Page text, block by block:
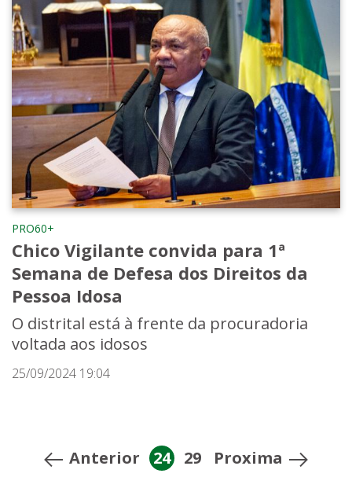
PRO60+
Chico Vigilante convida para 1ª
Semana de Defesa dos Direitos da
Pessoa Idosa
O distrital está à frente da procuradoria
voltada aos idosos
25/09/2024 19:04
Anterior 24 29 Proxima